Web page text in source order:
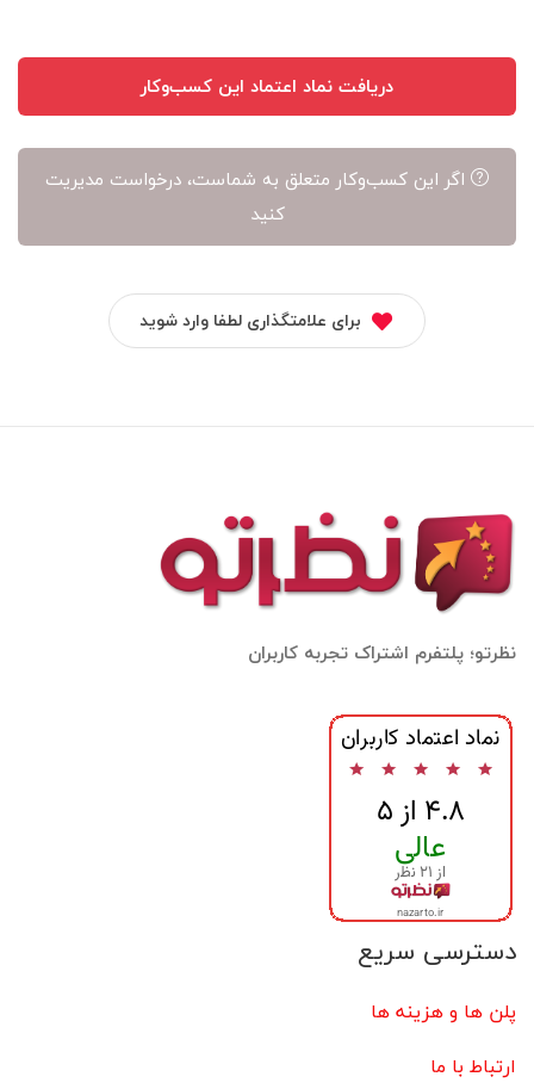
دریافت نماد اعتماد این کسب‌وکار
اگر این کسب‌وکار متعلق به شماست، درخواست مدیریت
کنید
برای علامتگذاری لطفا وارد شوید
نظرتو؛ پلتفرم اشتراک تجربه کاربران
دسترسی سریع
پلن ها و هزینه ها
ارتباط با ما